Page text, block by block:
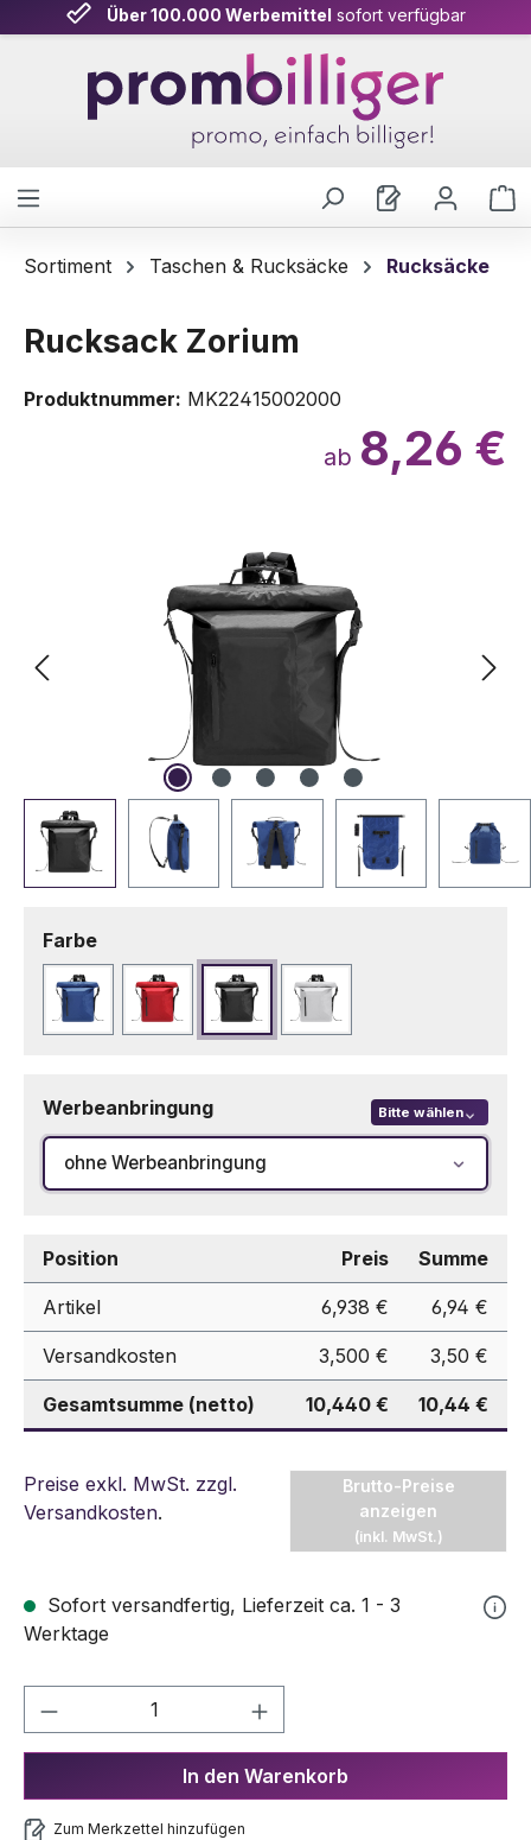
Zum Hauptinhalt springen
Über 100.000 Werbemittel sofort verfügbar
Sortiment Taschen & Rucksäcke Rucksäcke
Rucksack Zorium
Produktnummer: MK22415002000
ab 8,26 €
Farbeauswählen
Blau Rot Schwarz Weiß
Werbeanbringung Bitte wählen
ohne Werbeanbringung
Position Preis Summe
Artikel 6,938 € 6,94 €
Versandkosten 3,500 € 3,50 €
Gesamtsumme (netto) 10,440 € 10,44 €
Preise exkl. MwSt. zzgl.
Versandkosten.
Brutto-Preise
anzeigen
(inkl. MwSt.)
Sofort versandfertig, Lieferzeit ca. 1 - 3
Werktage
Produkt Anzahl: Gib den
In den Warenkorb
Zum Merkzettel hinzufügen